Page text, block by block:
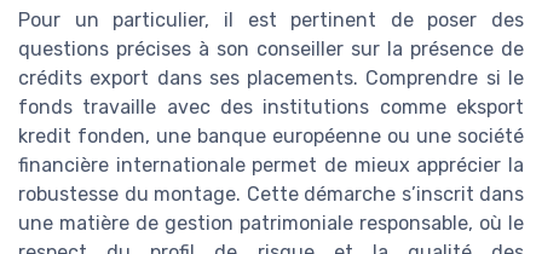
Pour un particulier, il est pertinent de poser des
questions précises à son conseiller sur la présence de
crédits export dans ses placements. Comprendre si le
fonds travaille avec des institutions comme eksport
kredit fonden, une banque européenne ou une société
financière internationale permet de mieux apprécier la
robustesse du montage. Cette démarche s’inscrit dans
une matière de gestion patrimoniale responsable, où le